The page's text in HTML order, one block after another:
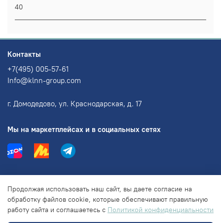
40
Информация
Правовая информация
Контакты
+7(495) 005-57-61
Info@klnn-group.com
г. Домодедово, ул. Краснодарская, д. 17
Мы на маркетплейсах и в социальных сетях
Продолжая использовать наш сайт, вы даете согласие на
обработку файлов cookie, которые обеспечивают правильную
работу сайта и соглашаетесь с Политикой конфиденциальности